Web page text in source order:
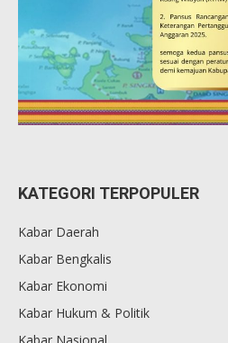
KATEGORI TERPOPULER
Kabar Daerah
Kabar Bengkalis
Kabar Ekonomi
Kabar Hukum & Politik